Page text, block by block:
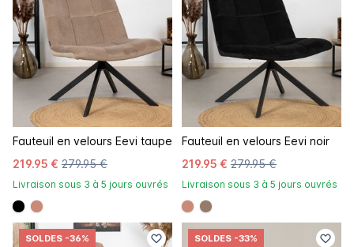
Fauteuil en velours Eevi taupe
219.95 € 279.95 €
Livraison sous 3 à 5 jours ouvrés
#000000
#c98a78
Fauteuil en velours Eevi noir
219.95 € 279.95 €
Livraison sous 3 à 5 jours ouvrés
#c98a78
#967b6a
SOLDES -36% SOLDES -33%